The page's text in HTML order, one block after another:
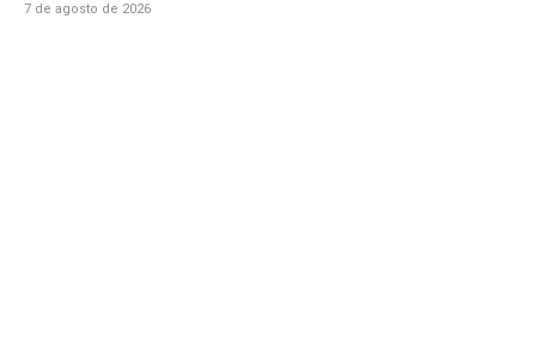
7 de agosto de 2026